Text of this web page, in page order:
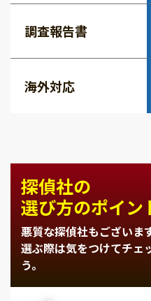
調査報告書
海外対応
探偵社の
選び方のポイン
悪質な探偵社もございます
選ぶ際は気をつけてチェ
う。